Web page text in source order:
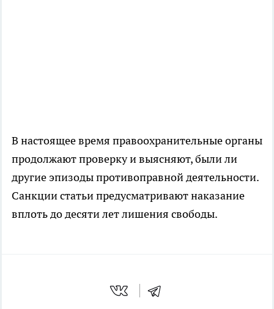
В настоящее время правоохранительные органы
продолжают проверку и выясняют, были ли
другие эпизоды противоправной деятельности.
Санкции статьи предусматривают наказание
вплоть до десяти лет лишения свободы.